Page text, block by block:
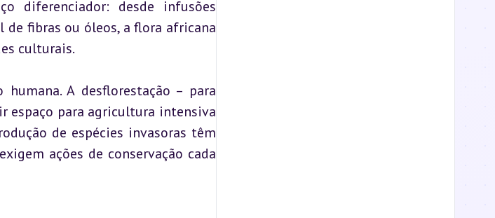
diferenciador: desde infusões
fibras ou óleos, a flora africana
culturais.
A desflorestação – para
espaço para agricultura intensiva
de espécies invasoras têm
ações de conservação cada